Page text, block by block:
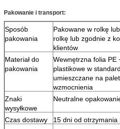
Pakowanie i transport:
Sposób
pakowania
Pakowane w rolkę
rolkę lub zgodnie z
klientów
Materiał do
pakowania
Wewnętrzna folia PE
plastikowe w
umieszczane na
wzmocnienia
Znaki
wysyłkowe
Neutralne
Czas dostawy
15 dni od